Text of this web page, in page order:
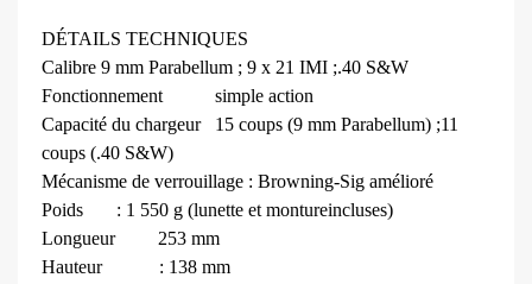
DÉTAILS TECHNIQUES
Calibre 9 mm Parabellum ; 9 x 21 IMI ;.40 S&W
Fonctionnement
simple action
Capacité du chargeur
15 coups (9 mm Parabellum) ;11
coups (.40 S&W)
Mécanisme de verrouillage : Browning-Sig amélioré
Poids
: 1 550 g (lunette et montureincluses)
Longueur
253 mm
Hauteur
: 138 mm